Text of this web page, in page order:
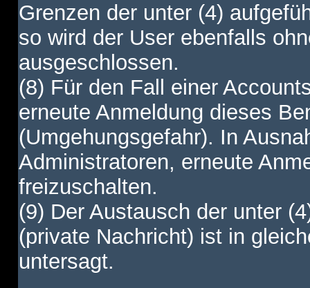
Grenzen der unter (4)
so wird der User ebenfalls
ausgeschlossen.
(8) Für den Fall einer
erneute Anmeldung dieses
(Umgehungsgefahr). In
Administratoren, erneute
freizuschalten.
(9) Der Austausch der unter
(private Nachricht) ist in
untersagt.